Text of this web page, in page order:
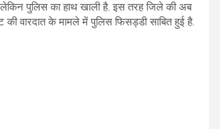
पुलिस का हाथ खाली है. इस तरह जिले की अब
वारदात के मामले में पुलिस फिसड्डी साबित हुई है.